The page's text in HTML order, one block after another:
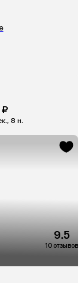
₽
8 н.
9.5
10 отзывов